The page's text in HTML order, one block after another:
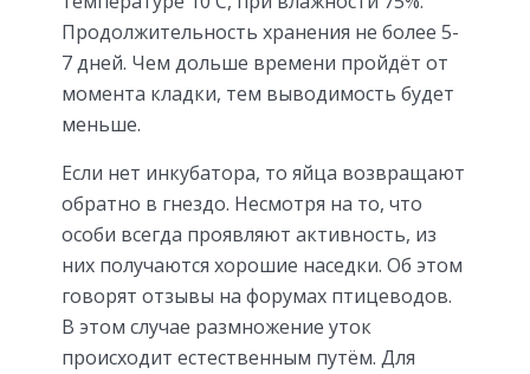
Продолжительность хранения не более 5-
7 дней. Чем дольше времени пройдёт от
момента кладки, тем выводимость будет
меньше.
Если нет инкубатора, то яйца возвращают
обратно в гнездо. Несмотря на то, что
особи всегда проявляют активность, из
них получаются хорошие наседки. Об этом
говорят отзывы на форумах птицеводов.
В этом случае размножение уток
происходит естественным путём. Для